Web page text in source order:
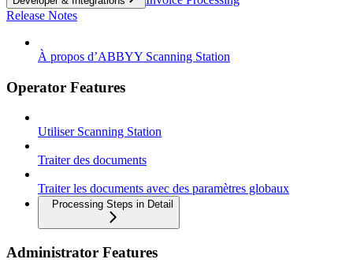
Release Notes
À propos d’ABBYY Scanning Station
Operator Features
Utiliser Scanning Station
Traiter des documents
Traiter les documents avec des paramètres globaux
Processing Steps in Detail
Administrator Features